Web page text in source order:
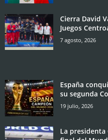
Cierra David
Juegos
7 agosto, 2026
España
su segunda
19 julio, 2026
La presidenta